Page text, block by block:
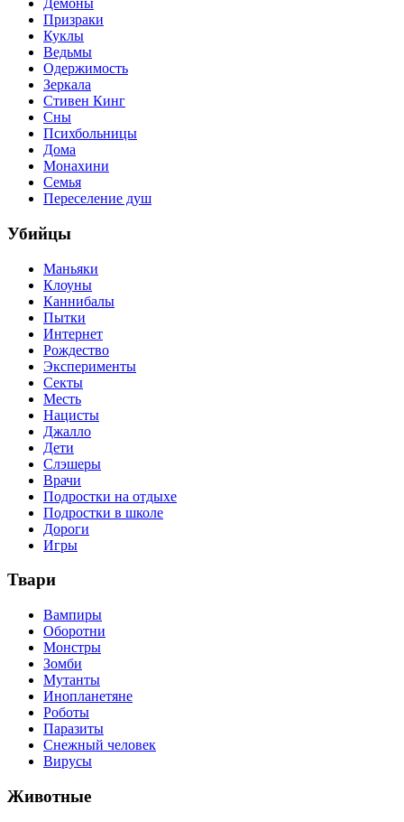
Демоны
Призраки
Куклы
Ведьмы
Одержимость
Зеркала
Стивен Кинг
Сны
Психбольницы
Дома
Монахини
Семья
Переселение душ
Убийцы
Маньяки
Клоуны
Каннибалы
Пытки
Интернет
Рождество
Эксперименты
Секты
Месть
Нацисты
Джалло
Дети
Слэшеры
Врачи
Подростки на отдыхе
Подростки в школе
Дороги
Игры
Твари
Вампиры
Оборотни
Монстры
Зомби
Мутанты
Инопланетяне
Роботы
Паразиты
Снежный человек
Вирусы
Животные